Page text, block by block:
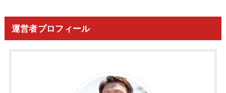
運営者プロフィール